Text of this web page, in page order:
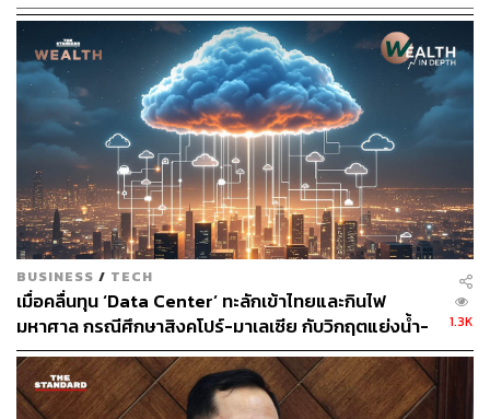
BUSINESS / TECH
เมื่อคลื่นทุน ‘Data Center’ ทะลักเข้าไทยและกินไฟ
มหาศาล กรณีศึกษาสิงคโปร์-มาเลเซีย กับวิกฤตแย่งน้ำ-
ไฟ
1.3K